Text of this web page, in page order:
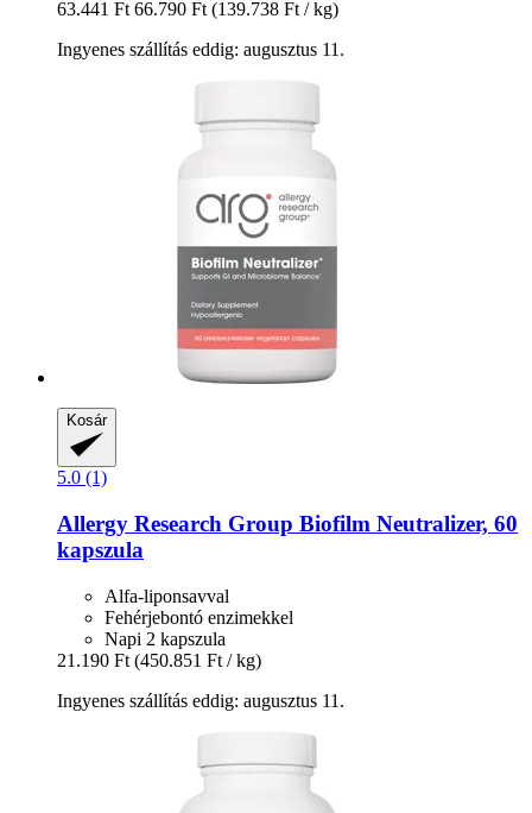
63.441 Ft 66.790 Ft (139.738 Ft / kg)
Ingyenes szállítás eddig: augusztus 11.
Kosár
5.0 (1)
Allergy Research Group Biofilm Neutralizer, 60
kapszula
Alfa-liponsavval
Fehérjebontó enzimekkel
Napi 2 kapszula
21.190 Ft (450.851 Ft / kg)
Ingyenes szállítás eddig: augusztus 11.